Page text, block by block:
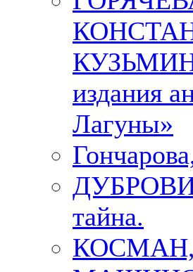
издания
Лагуны»
тайна.
КОСМАН,